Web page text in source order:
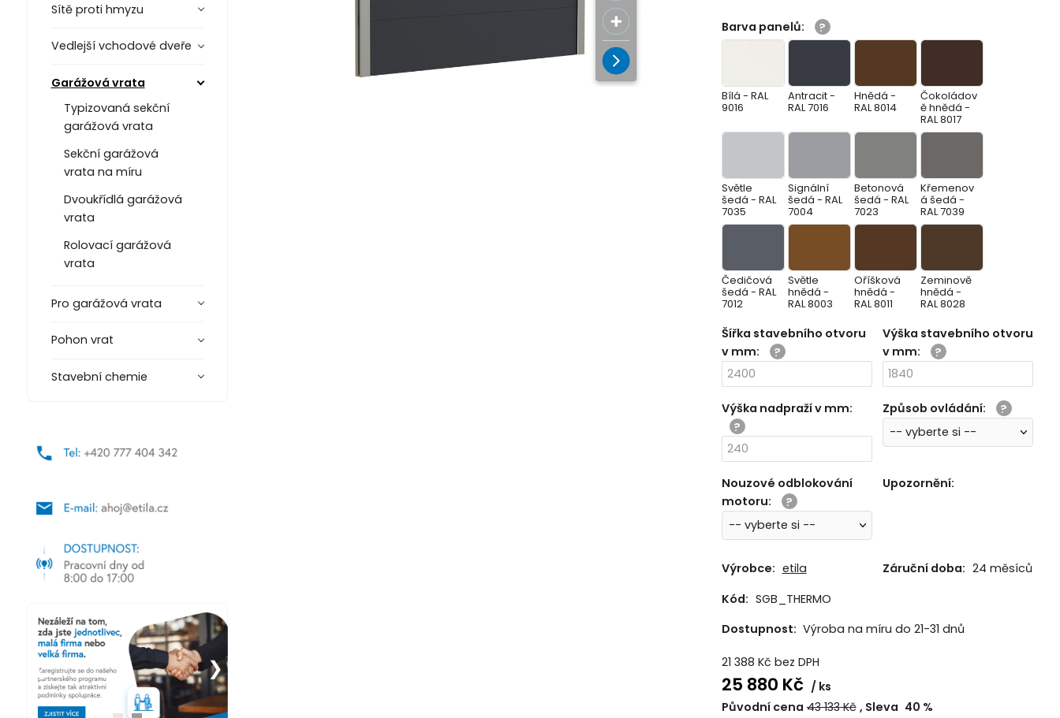
Sítě proti hmyzu
Vedlejší vchodové dveře
Garážová vrata
Typizovaná sekční
garážová vrata
Sekční garážová
vrata na míru
Dvoukřídlá garážová
vrata
Rolovací garážová
vrata
Pro garážová vrata
Pohon vrat
Stavební chemie
Barva panelů:
Bílá - RAL
9016
Antracit -
RAL 7016
Hnědá -
RAL 8014
Čokoládov
ě hnědá -
RAL 8017
Světle
šedá - RAL
7035
Signální
šedá - RAL
7004
Betonová
šedá - RAL
7023
Křemenov
á šedá -
RAL 7039
Čedičová
šedá - RAL
7012
Světle
hnědá -
RAL 8003
Oříšková
hnědá -
RAL 8011
Zeminově
hnědá -
RAL 8028
Purpurově
červená - modrá -
Mechová
zelená -
Šířka stavebního otvoru
v mm:
Výška stavebního otvoru
v mm:
Výška nadpraží v mm: Způsob ovládání:
Nouzové odblokování
motoru:
Upozornění:
Výrobce: etila Záruční doba: 24 měsíců
Kód: SGB_THERMO
Dostupnost: Výroba na míru do 21-31 dnů
21 388 Kč bez DPH
25 880 Kč
ks
Původní cena 43 133Kč Sleva 40 %